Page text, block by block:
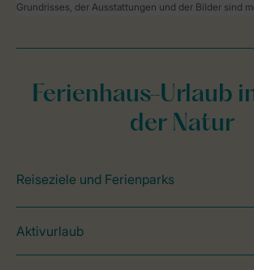
Grundrisses, der Ausstattungen und der Bilder sind
Ferienhaus-Urlaub
der Natur
Reiseziele und Ferienparks
Aktivurlaub